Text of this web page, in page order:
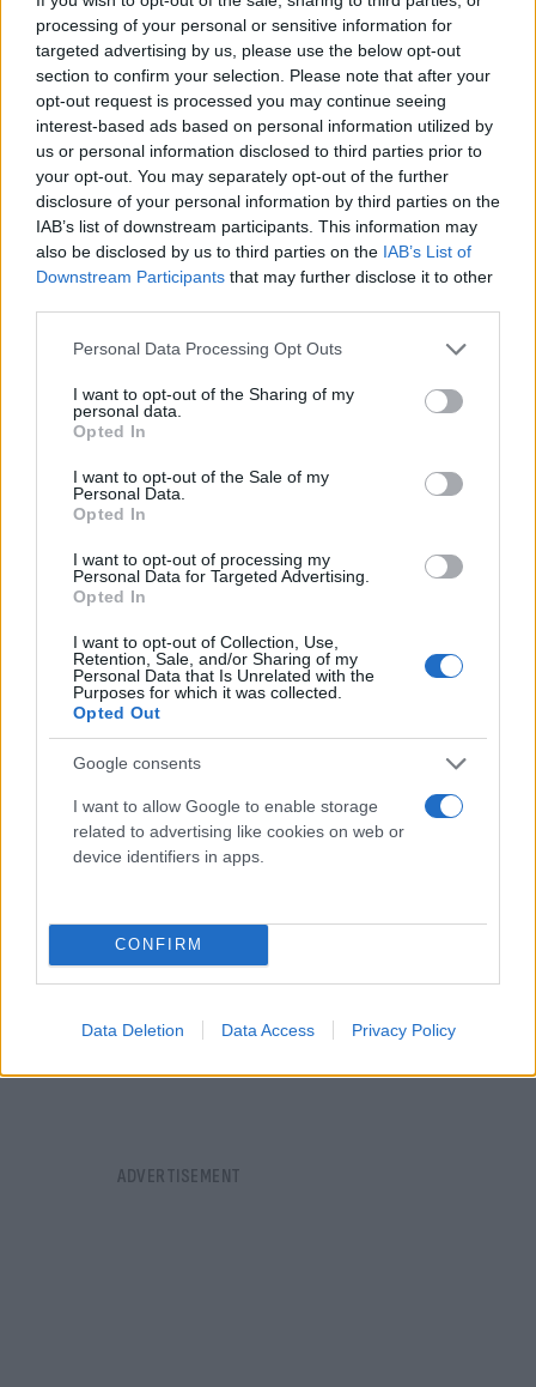
processing of your personal or sensitive information for
targeted advertising by us, please use the below opt-out
section to confirm your selection. Please note that after your
opt-out request is processed you may continue seeing
interest-based ads based on personal information utilized by
us or personal information disclosed to third parties prior to
your opt-out. You may separately opt-out of the further
disclosure of your personal information by third parties on the
IAB’s list of downstream participants. This information may
also be disclosed by us to third parties on the IAB’s List of
Downstream Participants that may further disclose it to other
Please note that this website/app uses one or more Google
not limited to your visit or usage behaviour. You may click to
grant or deny consent to Google and its third-party tags to
use your data for below specified purposes in below Google
consent section.
Personal Data Processing Opt Outs
I want to opt-out of the Sharing of my
personal data.
Opted In
I want to opt-out of the Sale of my
Personal Data.
Opted In
I want to opt-out of processing my
Personal Data for Targeted Advertising.
Opted In
I want to opt-out of Collection, Use,
Retention, Sale, and/or Sharing of my
Personal Data that Is Unrelated with the
Purposes for which it was collected.
Opted Out
Google consents
I want to allow Google to enable storage
related to advertising like cookies on web or
device identifiers in apps.
CONFIRM
Data Deletion Data Access Privacy Policy
αλλαγές να οδηγούν και τουςυπαξιωματικούς
υψηλότερους μισθούς και συντάξεις.
Μέριμνα για τα στελέχη
Ανακοινώθηκε τομεγαλύτερο οικιστικό
πρόγραμματου νεοελληνικού κράτους,
χρηματοδοτούμενο από το εξοπλιστικό
πρόγραμμα, με στόχο «κάθε στέλεχος όταν
μετατίθεται να έχει ένα κλειδί για σπίτι». Επιπλέον,
Πρόγραμμα βρεφονηπιακών σταθμών.
Ανάπτυξη των παραθεριστικών κέντρων.
Εκπτωτικές προσφορές στα στρατιωτικά
πρατήρια.
Νέα θητεία και ενεργός εφεδρεία
Ο Υπουργός έβαλε «φρένο»
στην «κοπάνα» και τις
αθρόες αναβολές, κάνοντας λόγο για «φάμπρικα»
ψυχολογικών προβλημάτων και αυστηροποιώντας
το πλαίσιο χορήγησης αναβολών, ακόμη και για
κατοίκους εξωτερικού.